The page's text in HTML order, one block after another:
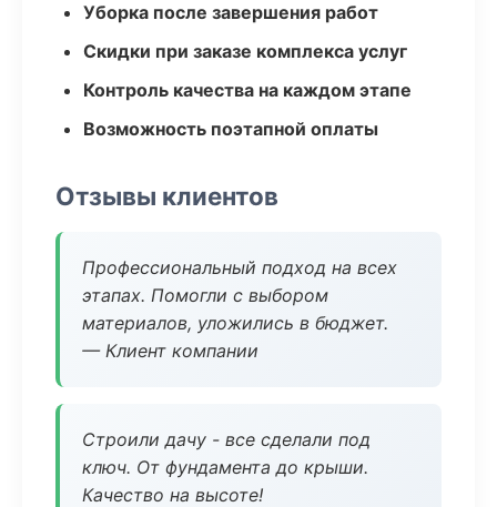
Уборка после завершения работ
Скидки при заказе комплекса услуг
Контроль качества на каждом этапе
Возможность поэтапной оплаты
Отзывы клиентов
Профессиональный подход на всех
этапах. Помогли с выбором
материалов, уложились в бюджет.
— Клиент компании
Строили дачу - все сделали под
ключ. От фундамента до крыши.
Качество на высоте!